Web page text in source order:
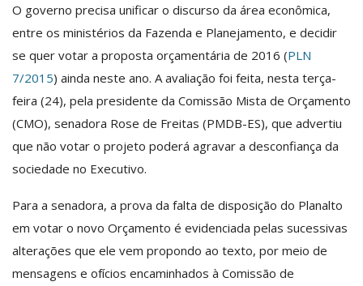
O governo precisa unificar o discurso da área econômica,
entre os ministérios da Fazenda e Planejamento, e decidir
se quer votar a proposta orçamentária de 2016 (PLN
7/2015) ainda neste ano. A avaliação foi feita, nesta terça-
feira (24), pela presidente da Comissão Mista de Orçamento
(CMO), senadora Rose de Freitas (PMDB-ES), que advertiu
que não votar o projeto poderá agravar a desconfiança da
sociedade no Executivo.
Para a senadora, a prova da falta de disposição do Planalto
em votar o novo Orçamento é evidenciada pelas sucessivas
alterações que ele vem propondo ao texto, por meio de
mensagens e ofícios encaminhados à Comissão de